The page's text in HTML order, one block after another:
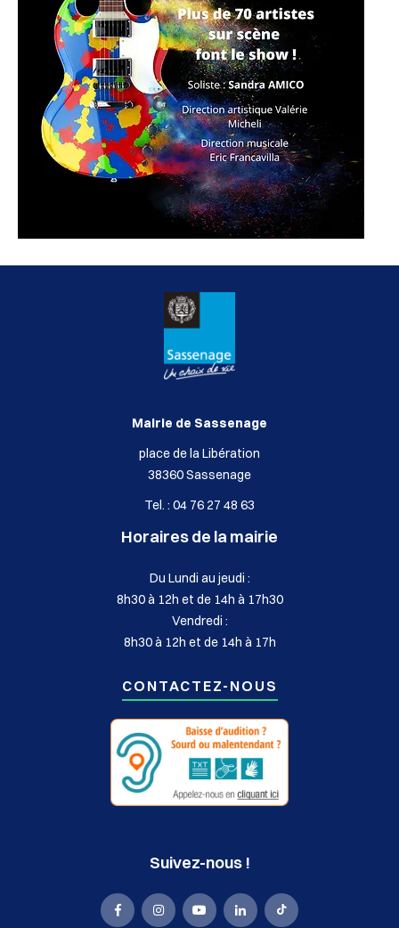
Mairie de Sassenage
place de la Libération
38360 Sassenage
Tel. : 04 76 27 48 63
Horaires de la mairie
Du Lundi au jeudi :
8h30 à 12h et de 14h à 17h30
Vendredi :
8h30 à 12h et de 14h à 17h
CONTACTEZ-NOUS
Suivez-nous !
La La La La La